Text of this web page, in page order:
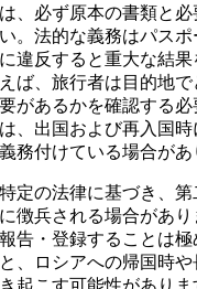
、必ず原本の書類と
。法的な義務はパス
違反すると重大な結
ば、旅行者は目的地
があるかを確認する必
、出国および再入国時
務付けている場合があ
定の法律に基づき、
徴兵される場合があ
告・登録することは
、ロシアへの帰国時
起こす可能性があり